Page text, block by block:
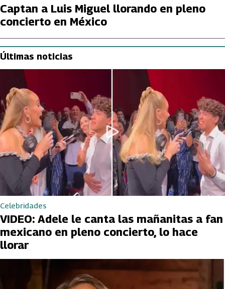
Captan a Luis Miguel llorando en pleno
concierto en México
Últimas noticias
Celebridades
VIDEO: Adele le canta las mañanitas a fan
mexicano en pleno concierto, lo hace
llorar